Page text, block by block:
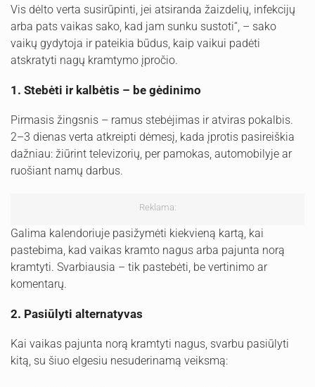
Vis dėlto verta susirūpinti, jei atsiranda žaizdelių, infekcijų
arba pats vaikas sako, kad jam sunku sustoti“, – sako
vaikų gydytoja ir pateikia būdus, kaip vaikui padėti
atskratyti nagų kramtymo įpročio.
1. Stebėti ir kalbėtis – be gėdinimo
Pirmasis žingsnis – ramus stebėjimas ir atviras pokalbis.
2–3 dienas verta atkreipti dėmesį, kada įprotis pasireiškia
dažniau: žiūrint televizorių, per pamokas, automobilyje ar
ruošiant namų darbus.
Reklama:
Galima kalendoriuje pasižymėti kiekvieną kartą, kai
pastebima, kad vaikas kramto nagus arba pajunta norą
kramtyti. Svarbiausia – tik pastebėti, be vertinimo ar
komentarų.
2. Pasiūlyti alternatyvas
Kai vaikas pajunta norą kramtyti nagus, svarbu pasiūlyti
kitą, su šiuo elgesiu nesuderinamą veiksmą: